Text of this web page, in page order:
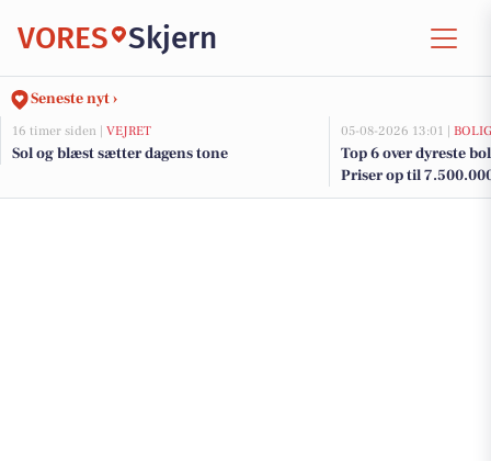
VORES Skjern
Seneste nyt ›
16 timer siden | VEJRET
Sol og blæst sætter dagens tone
05-08-2026 13:01 |
Top 6 over dyreste
Priser op til